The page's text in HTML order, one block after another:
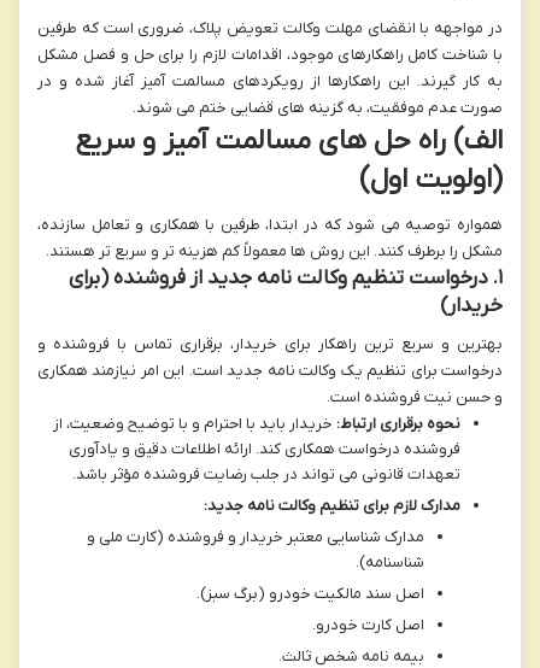
در مواجهه با انقضای مهلت وکالت تعویض پلاک، ضروری است که طرفین
با شناخت کامل راهکارهای موجود، اقدامات لازم را برای حل و فصل مشکل
به کار گیرند. این راهکارها از رویکردهای مسالمت آمیز آغاز شده و در
صورت عدم موفقیت، به گزینه های قضایی ختم می شوند.
الف) راه حل های مسالمت آمیز و سریع
(اولویت اول)
همواره توصیه می شود که در ابتدا، طرفین با همکاری و تعامل سازنده،
مشکل را برطرف کنند. این روش ها معمولاً کم هزینه تر و سریع تر هستند.
۱. درخواست تنظیم وکالت نامه جدید از فروشنده (برای
خریدار)
بهترین و سریع ترین راهکار برای خریدار، برقراری تماس با فروشنده و
درخواست برای تنظیم یک وکالت نامه جدید است. این امر نیازمند همکاری
و حسن نیت فروشنده است.
نحوه برقراری ارتباط: خریدار باید با احترام و با توضیح وضعیت، از
فروشنده درخواست همکاری کند. ارائه اطلاعات دقیق و یادآوری
تعهدات قانونی می تواند در جلب رضایت فروشنده مؤثر باشد.
مدارک لازم برای تنظیم وکالت نامه جدید:
مدارک شناسایی معتبر خریدار و فروشنده (کارت ملی و
شناسنامه).
اصل سند مالکیت خودرو (برگ سبز).
اصل کارت خودرو.
بیمه نامه شخص ثالث.